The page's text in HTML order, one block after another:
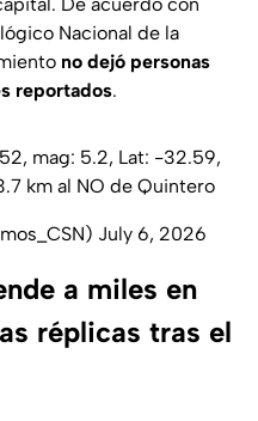
Nacional de la
no dejó personas
reportados.
mag: 5.2, Lat: -32.59,
km al NO de Quintero
July 6, 2026
a miles en
réplicas tras el